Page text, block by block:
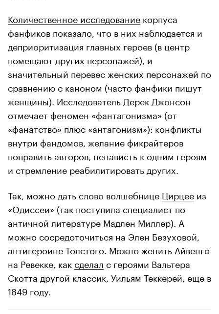
Количественное исследование корпуса
фанфиков показало, что в них наблюдается и
деприоритизация главных героев (в центр
помещают других персонажей), и
значительный перевес женских персонажей по
сравнению с каноном (часто фанфики пишут
женщины). Исследователь Дерек Джонсон
отмечает феномен «фантагонизма» (от
«фанатство» плюс «антагонизм»): конфликты
внутри фандомов, желание фикрайтеров
поправить авторов, ненависть к одним героям
и стремление реабилитировать других.
Так, можно дать слово волшебнице Цирцее из
«Одиссеи» (так поступила специалист по
античной литературе Мадлен Миллер). А
можно сосредоточиться на Элен Безуховой,
антигероине Толстого. Можно женить Айвенго
на Ревекке, как сделал с героями Вальтера
Скотта другой классик, Уильям Теккерей, еще в
1849 году.